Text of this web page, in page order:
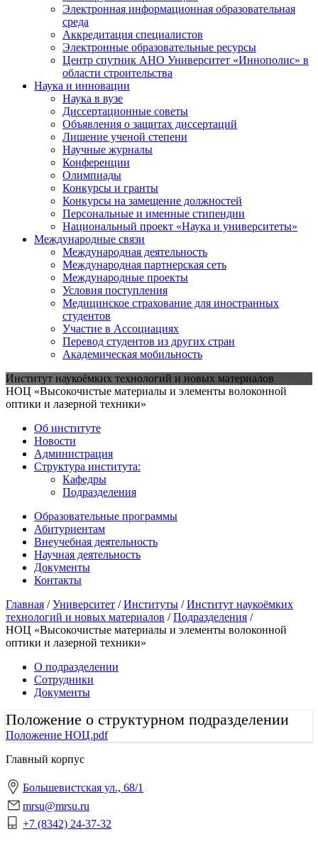
Электронная информационная образовательная
среда
Аккредитация специалистов
Электронные образовательные ресурсы
Центр спутник АНО Университет «Иннополис» в
области строительства
Наука и инновации
Наука в вузе
Диссертационные советы
Объявления о защитах диссертаций
Лишение ученой степени
Научные журналы
Конференции
Олимпиады
Конкурсы и гранты
Конкурсы на замещение должностей
Персональные и именные стипендии
Национальный проект «Наука и университеты»
Международные связи
Международная деятельность
Международная партнерская сеть
Международные проекты
Условия поступления
Медицинское страхование для иностранных
студентов
Участие в Ассоциациях
Перевод студентов из других стран
Академическая мобильность
Институт наукоёмких технологий и новых материалов
НОЦ «Высокочистые материалы и элементы волоконной
оптики и лазерной техники»
Об институте
Новости
Администрация
Структура института:
Кафедры
Подразделения
Образовательные программы
Абитуриентам
Внеучебная деятельность
Научная деятельность
Документы
Контакты
Главная /Университет /Институты /Институт наукоёмких
технологий и новых материалов /Подразделения /
НОЦ «Высокочистые материалы и элементы волоконной
оптики и лазерной техники»
О подразделении
Сотрудники
Документы
Положение о структурном подразделении
Положение НОЦ.pdf
Главный корпус
Большевистская ул., 68/1
mrsu@mrsu.ru
+7 (8342) 24-37-32